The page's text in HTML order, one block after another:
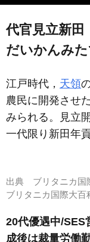
代官見立新田
だいかんみ
江戸時代， 天領
農民に開発させ
みられる。見立
一代限り新田年
出典 ブリタニカ国
ブリタニカ国際大
20代優遇中/SES
成後は裁量労働